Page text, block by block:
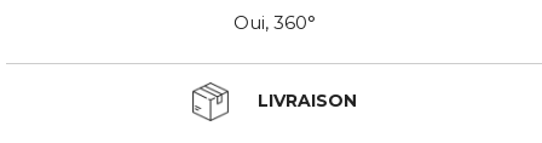
Oui, 360°
LIVRAISON